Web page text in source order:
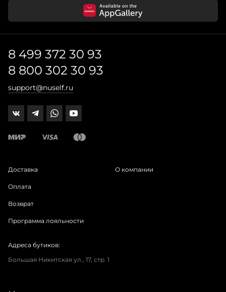
8 499 372 30 93
8 800 302 30 93
support@nuself.ru
Доставка
Оплата
Возврат
Программа лояльности
О компании
Адреса бутиков:
Большая Никитская ул., 17, стр. 1